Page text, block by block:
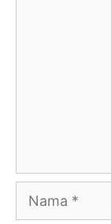
Nama